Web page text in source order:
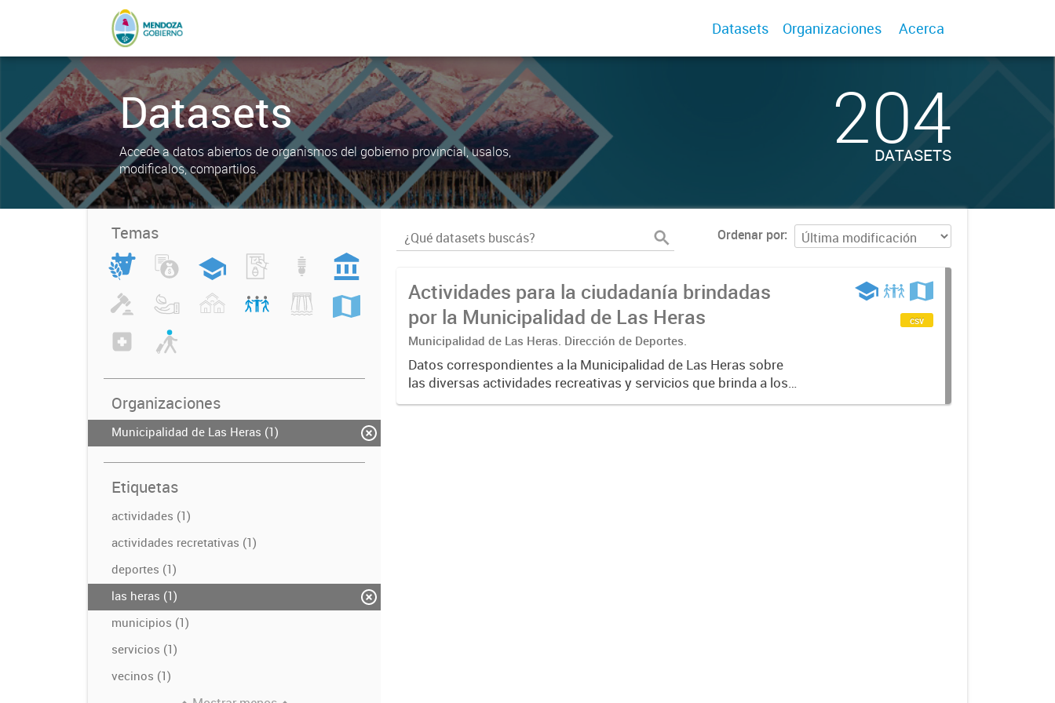
Datasets Organizaciones Acerca
Datasets
Accede a datos abiertos de organismos del gobierno provincial, usalos,
modificalos, compartilos.
204
DATASETS
Temas
Organizaciones
Municipalidad de Las Heras (1)
Etiquetas
actividades (1)
actividades recretativas (1)
deportes (1)
las heras (1)
municipios (1)
servicios (1)
vecinos (1)
Ordenar por
Actividades para la ciudadanía brindadas
por la Municipalidad de Las Heras
Municipalidad de Las Heras. Dirección de Deportes.
Datos correspondientes a la Municipalidad de Las Heras sobre
las diversas actividades recreativas y servicios que brinda a los
vecinos y vecinas del departamento a través de sus CEDRyS,
csv